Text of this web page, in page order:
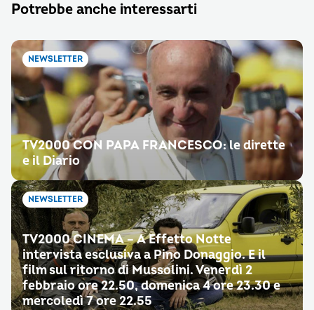
Potrebbe anche interessarti
NEWSLETTER
TV2000 CON PAPA FRANCESCO: le dirette
e il Diario
NEWSLETTER
TV2000 CINEMA – A Effetto Notte
intervista esclusiva a Pino Donaggio. E il
film sul ritorno di Mussolini. Venerdì 2
febbraio ore 22.50, domenica 4 ore 23.30 e
mercoledì 7 ore 22.55